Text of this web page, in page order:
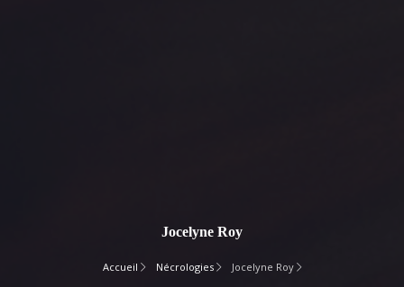
Jocelyne Roy
Accueil Nécrologies Jocelyne Roy